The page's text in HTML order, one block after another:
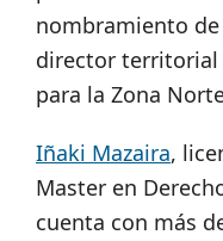
nombramiento
director territorial
para la Zona
Iñaki Mazaira,
Master en
cuenta con más